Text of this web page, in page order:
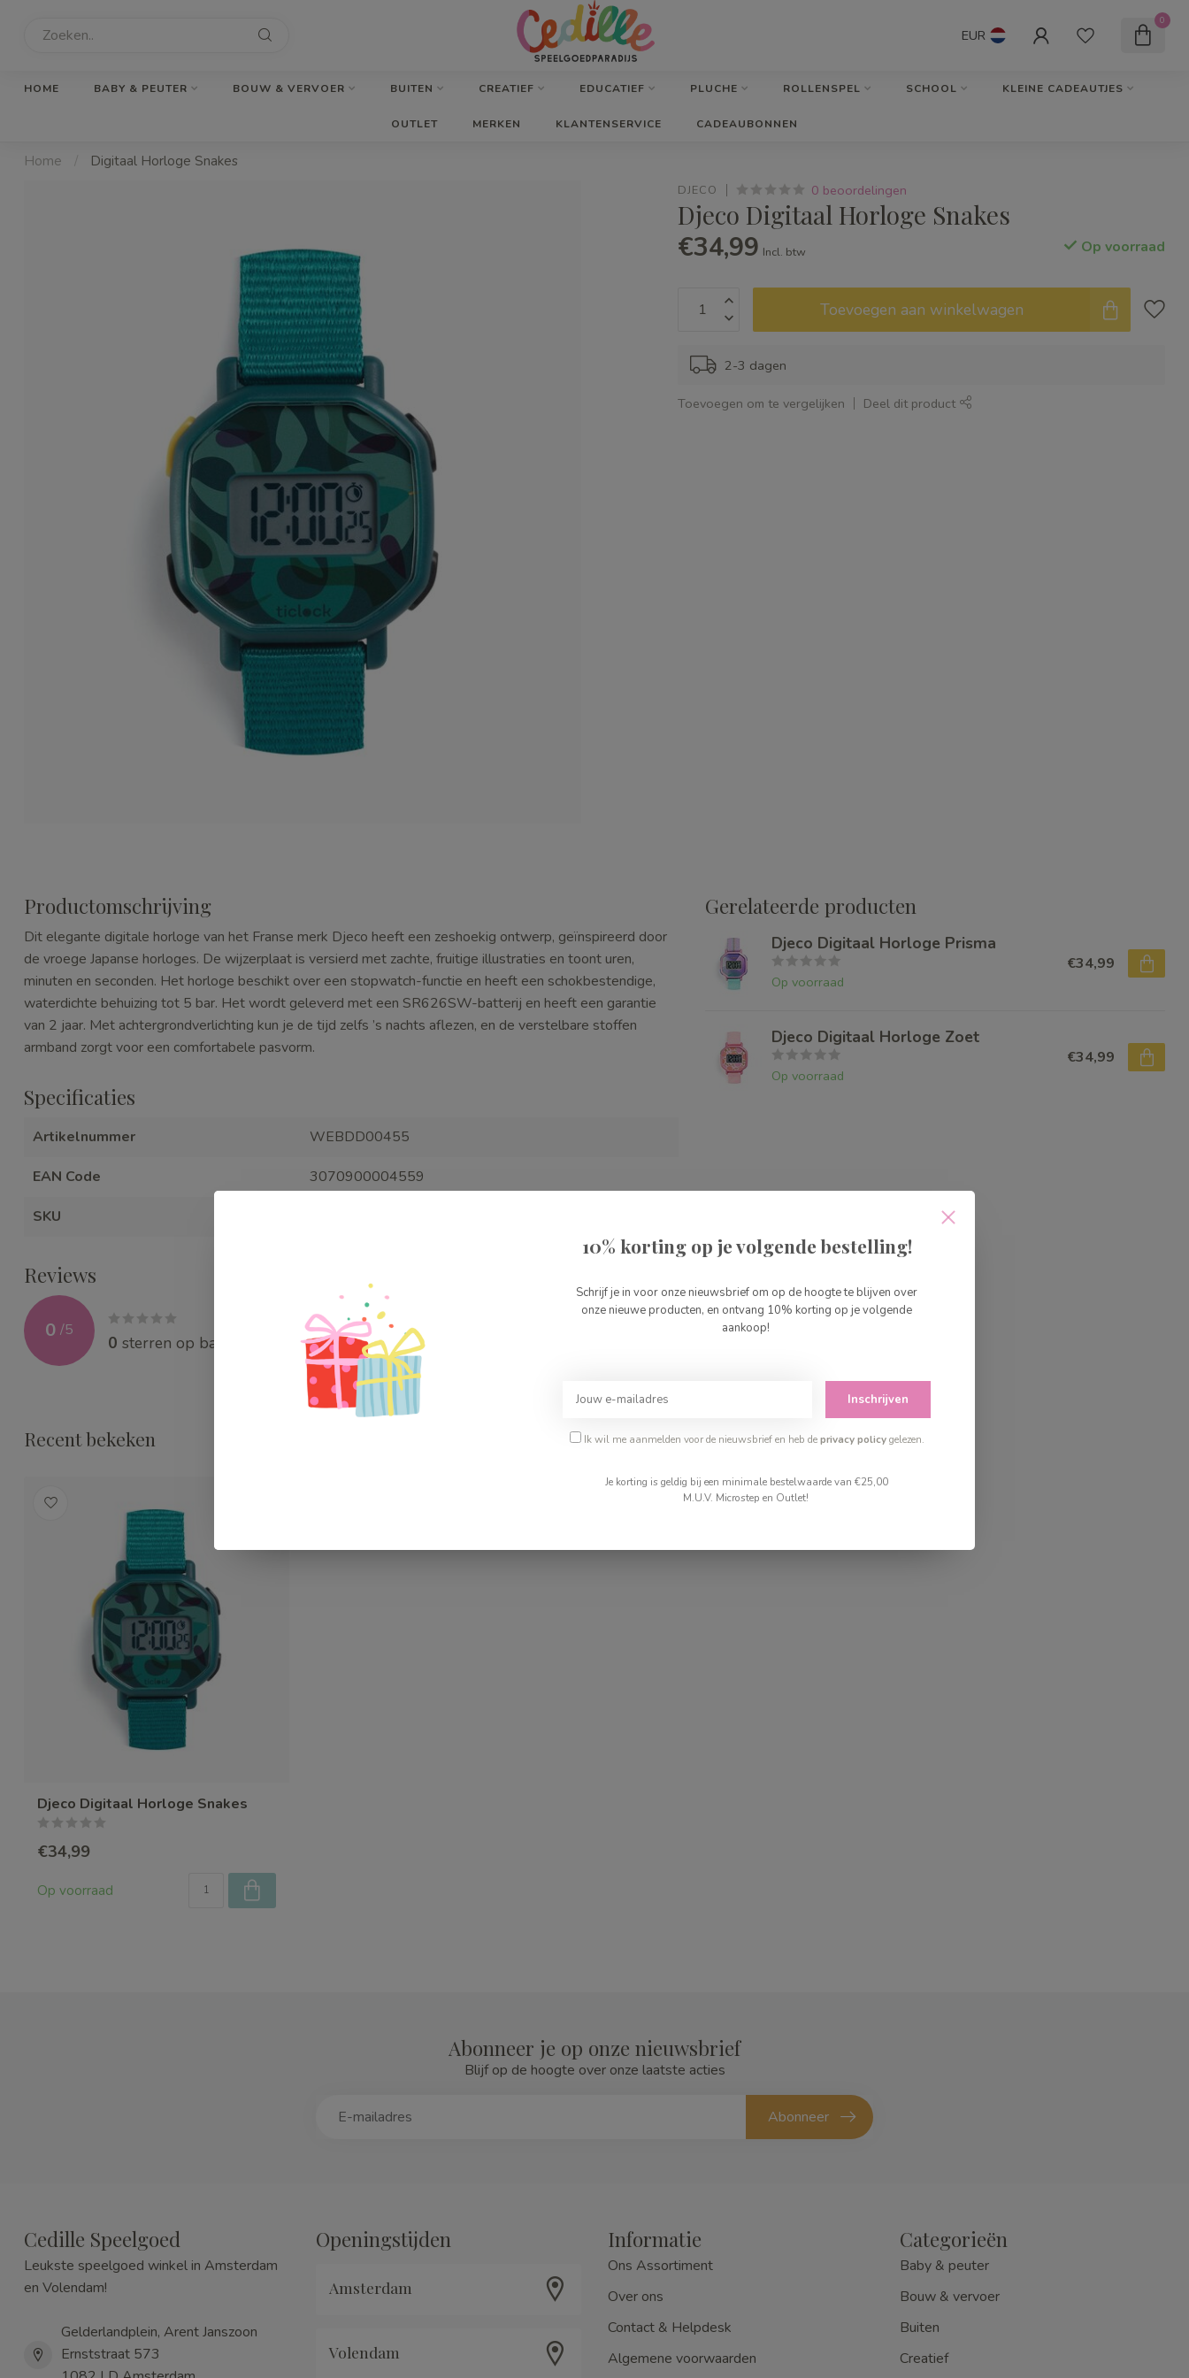
EUR
0
HOME BABY & PEUTER BOUW & VERVOER BUITEN CREATIEF EDUCATIEF PLUCHE ROLLENSPEL SCHOOL KLEINE CADEAUTJES
OUTLET MERKEN KLANTENSERVICE CADEAUBONNEN
Home / Digitaal Horloge Snakes
DJECO 0 beoordelingen
Djeco Digitaal Horloge Snakes
€34,99 Incl. btw Op voorraad
Toevoegen aan winkelwagen
2-3 dagen
Toevoegen om te vergelijken Deel dit product
Productomschrijving
Dit elegante digitale horloge van het Franse merk Djeco heeft een zeshoekig ontwerp, geïnspireerd door
de vroege Japanse horloges. De wijzerplaat is versierd met zachte, fruitige illustraties en toont uren,
minuten en seconden. Het horloge beschikt over een stopwatch-functie en heeft een schokbestendige,
waterdichte behuizing tot 5 bar. Het wordt geleverd met een SR626SW-batterij en heeft een garantie
van 2 jaar. Met achtergrondverlichting kun je de tijd zelfs ’s nachts aflezen, en de verstelbare stoffen
armband zorgt voor een comfortabele pasvorm.
Specificaties
Artikelnummer WEBDD00455
EAN Code 3070900004559
SKU
Reviews
0 /5
0 sterren op basis van beoordelingen
Gerelateerde producten
Djeco Digitaal Horloge Prisma
Op voorraad
€34,99
Djeco Digitaal Horloge Zoet
Op voorraad
€34,99
Recent bekeken
Djeco Digitaal Horloge Snakes
€34,99
Op voorraad
Abonneer je op onze nieuwsbrief
Blijf op de hoogte over onze laatste acties
Abonneer
Cedille Speelgoed
Leukste speelgoed winkel in Amsterdam
en Volendam!
Gelderlandplein, Arent Janszoon
Ernststraat 573
Openingstijden
Amsterdam
Volendam
Informatie
Ons Assortiment
Over ons
Contact & Helpdesk
Algemene voorwaarden
Categorieën
Baby & peuter
Bouw & vervoer
Buiten
Creatief
10% korting op je volgende bestelling!
Schrijf je in voor onze nieuwsbrief om op de hoogte te blijven over
onze nieuwe producten, en ontvang 10% korting op je volgende
aankoop!
Inschrijven
Ik wil me aanmelden voor de nieuwsbrief en heb deprivacy policygelezen.
Je korting is geldig bij een minimale bestelwaarde van €25,00
M.U.V. Microstep en Outlet!